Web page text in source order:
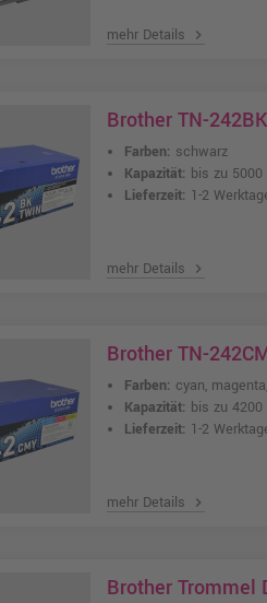
mehr Details chevron_right
Brother TN-
Farben: schwarz
Kapazität: bis zu 5000
Lieferzeit: 1-2
mehr Details chevron_right
Brother TN-
Farben: cyan,
Kapazität: bis zu 4200
Lieferzeit: 1-2
mehr Details chevron_right
Brother Trommel